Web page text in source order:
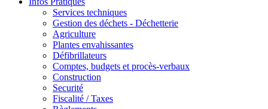
Services techniques
Gestion des déchets - Déchetterie
Agriculture
Plantes envahissantes
Défibrillateurs
Comptes, budgets et procès-verbaux
Construction
Securité
Fiscalité / Taxes